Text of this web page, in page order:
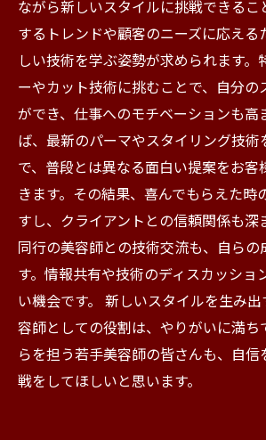
ながら新しいスタイルに挑戦できるこ
するトレンドや顧客のニーズに応える
しい技術を学ぶ姿勢が求められます。
ーやカット技術に挑むことで、自分の
ができ、仕事へのモチベーションも高
ば、最新のパーマやスタイリング技術
で、普段とは異なる面白い提案をお客
きます。その結果、喜んでもらえた時
すし、クライアントとの信頼関係も深
同行の美容師との技術交流も、自らの
す。情報共有や技術のディスカッショ
い機会です。 新しいスタイルを生み
容師としての役割は、やりがいに満ち
らを担う若手美容師の皆さんも、自信
戦をしてほしいと思います。